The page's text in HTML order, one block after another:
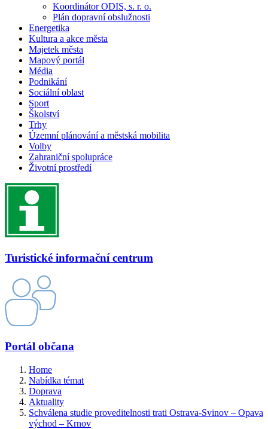
Koordinátor ODIS, s. r. o.
Plán dopravní obslužnosti
Energetika
Kultura a akce města
Majetek města
Mapový portál
Média
Podnikání
Sociální oblast
Sport
Školství
Trhy
Územní plánování a městská mobilita
Volby
Zahraniční spolupráce
Životní prostředí
Turistické informační centrum
Portál občana
Home
Nabídka témat
Doprava
Aktuality
Schválena studie proveditelnosti trati Ostrava-Svinov – Opava
východ – Krnov